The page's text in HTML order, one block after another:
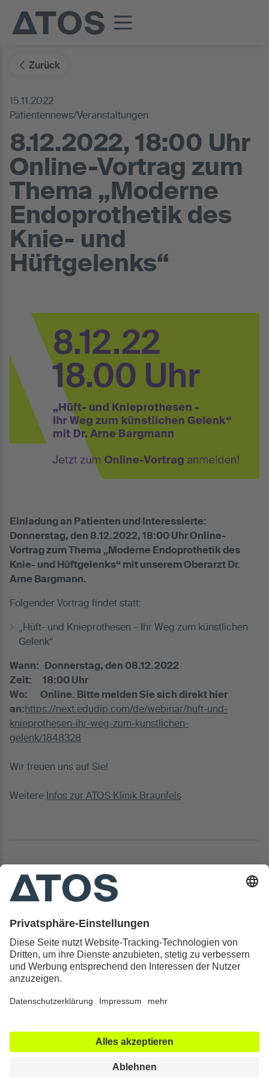
Zurück
15.11.2022
Patientennews/Veranstaltungen
8.12.2022, 18:00 Uhr
Online-Vortrag zum
Thema „Moderne
Endoprothetik des
Knie- und
Hüftgelenks“
Einladung an Patienten und Interessierte:
Donnerstag, den 8.12.2022, 18:00 Uhr Online-
Vortrag zum Thema „Moderne Endoprothetik des
Knie- und Hüftgelenks“ mit unserem Oberarzt Dr.
Arne Bargmann.
Folgender Vortrag findet statt:
„Hüft- und Knieprothesen – Ihr Weg zum künstlichen
Gelenk“
Wann: Donnerstag, den 08.12.2022
Zeit: 18:00 Uhr
Wo: Online. Bitte melden Sie sich direkt hier
an:https://next.edudip.com/de/webinar/huft-und-
knieprothesen-ihr-weg-zum-kunstlichen-
gelenk/1848328
Wir freuen uns auf Sie!
Weitere Infos zur ATOS Klinik Braunfels
Kontakt & Rechtliches
Alle ATOS Kliniken